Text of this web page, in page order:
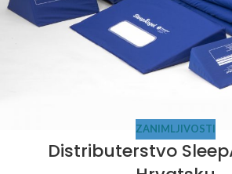
ZANIMLJIVOSTI
Distributerstvo